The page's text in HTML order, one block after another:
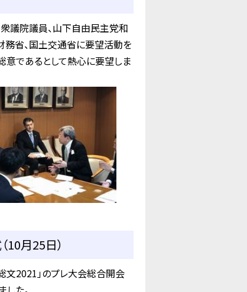
議院議員、山下自由民主党和
務省、国土交通省に要望活動を
意であるとして熱心に要望しま
月25日）
2021」のプレ大会総合開会